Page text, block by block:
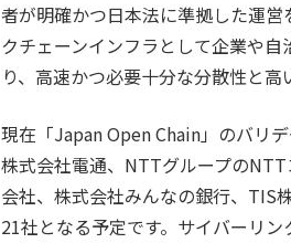
者が明確かつ日本法に準拠した運
クチェーンインフラとして企業や
り、高速かつ必要十分な分散性と高
現在「Japan Open Chain」のバリ
株式会社電通、NTTグループの
会社、株式会社みんなの銀行、TIS
21社となる予定です。サイバーリ